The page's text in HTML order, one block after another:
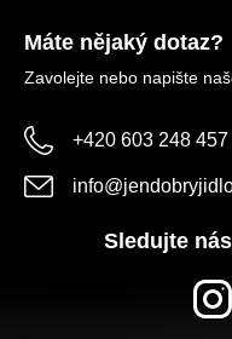
Máte nějaký dotaz?
Zavolejte nebo napište
+420 603 248 457
info@
Sledujte